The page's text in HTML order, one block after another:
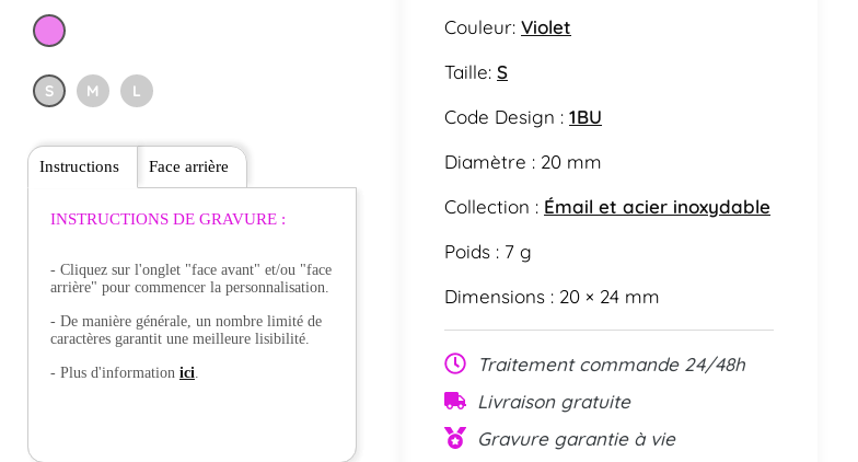
S M L
Instructions
INSTRUCTIONS DE GRAVURE :
- Cliquez sur l'onglet "face avant" et/ou "face
arrière" pour commencer la personnalisation.
- De manière générale, un nombre limité de
caractères garantit une meilleure lisibilité.
- Plus d'information ici.
Face arrière
Couleur:Violet
Taille:S
Code Design :1BU
Diamètre : 20 mm
Collection : Émail et acier inoxydable
Poids : 7 g
Dimensions : 20 × 24 mm
Traitement commande 24/48h
Livraison gratuite
Gravure garantie à vie